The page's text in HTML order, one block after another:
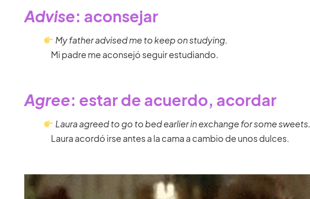
Advise: aconsejar
My father advised me to keep on studying.
Mi padre me aconsejó seguir estudiando.
Agree: estar de acuerdo, acordar
Laura agreed to go to bed earlier in exchange for some sweets.
Laura acordó irse antes a la cama a cambio de unos dulces.